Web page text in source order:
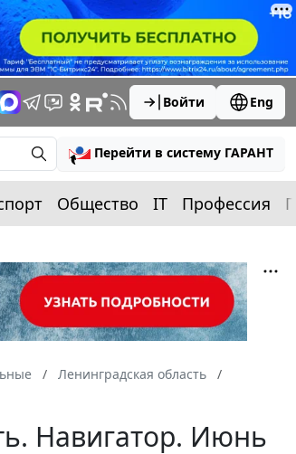
Войти Eng
Перейти в систему ГАРАНТ
Общество IT Профессия
Ленинградская область
Навигатор. Июнь